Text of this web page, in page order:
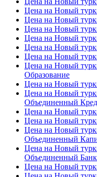
Цена на Новый
Цена на Новый
Цена на Новый
Цена на Новый
Цена на Новый
Цена на Новый
Цена на Новый
Образование
Цена на Новый
Цена на Новый
Объединенный
Цена на Новый
Цена на Новый
Цена на Новый
Объединенный
Цена на Новый
Объединенный
Цена на Новый